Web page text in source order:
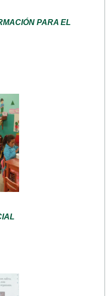
PARA EL